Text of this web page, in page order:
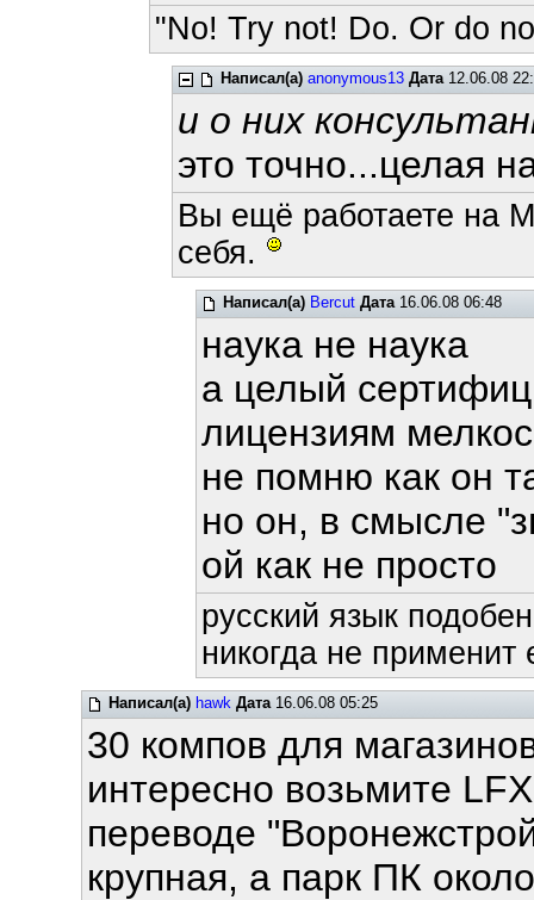
"No! Try not! Do. Or do
Написал(а) anonymous13 Дата12.06.08
и о них
это точно...целая
Вы ещё работаете на
себя.
Написал(а) Bercut Дата16.06.08 06:48
наука не наука
а целый
лицензиям
не помню как он
но он, в смысле
ой как не просто
русский язык
никогда не применит
Написал(а) hawk Дата16.06.08 05:25
30 компов для
интересно возьмите
переводе
крупная, а парк ПК